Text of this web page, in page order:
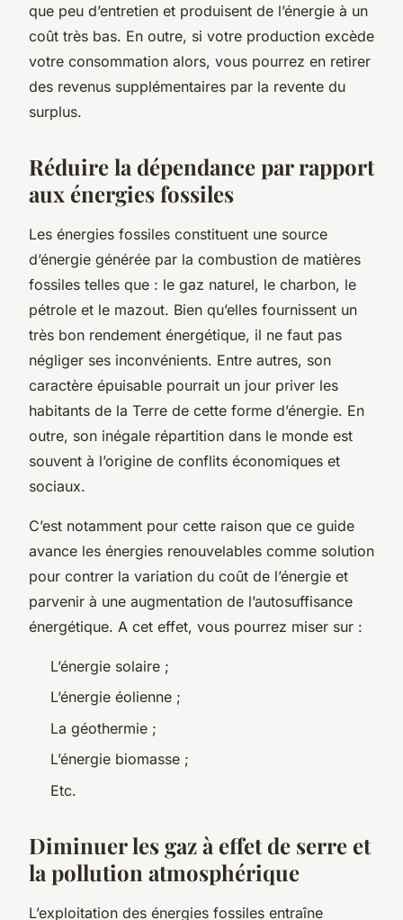
que peu d’entretien et produisent de l’énergie à un
coût très bas. En outre, si votre production excède
votre consommation alors, vous pourrez en retirer
des revenus supplémentaires par la revente du
surplus.
Réduire la dépendance par rapport
aux énergies fossiles
Les énergies fossiles constituent une source
d’énergie générée par la combustion de matières
fossiles telles que : le gaz naturel, le charbon, le
pétrole et le mazout. Bien qu’elles fournissent un
très bon rendement énergétique, il ne faut pas
négliger ses inconvénients. Entre autres, son
caractère épuisable pourrait un jour priver les
habitants de la Terre de cette forme d’énergie. En
outre, son inégale répartition dans le monde est
souvent à l’origine de conflits économiques et
sociaux.
C’est notamment pour cette raison que ce guide
avance les énergies renouvelables comme solution
pour contrer la variation du coût de l’énergie et
parvenir à une augmentation de l’autosuffisance
énergétique. A cet effet, vous pourrez miser sur :
L’énergie solaire ;
L’énergie éolienne ;
La géothermie ;
L’énergie biomasse ;
Etc.
Diminuer les gaz à effet de serre et
la pollution atmosphérique
L’exploitation des énergies fossiles entraîne